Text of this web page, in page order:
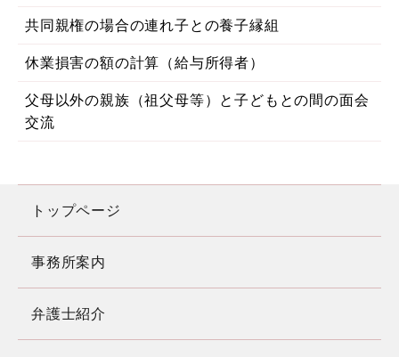
共同親権の場合の連れ子との養子縁組
休業損害の額の計算（給与所得者）
父母以外の親族（祖父母等）と子どもとの間の面会
交流
トップページ
事務所案内
弁護士紹介